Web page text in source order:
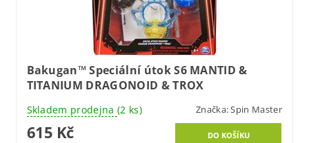
Bakugan™ Speciální útok S6 MANTID &
TITANIUM DRAGONOID & TROX
Skladem prodejna (2 ks) Značka:Spin Master
615 Kč